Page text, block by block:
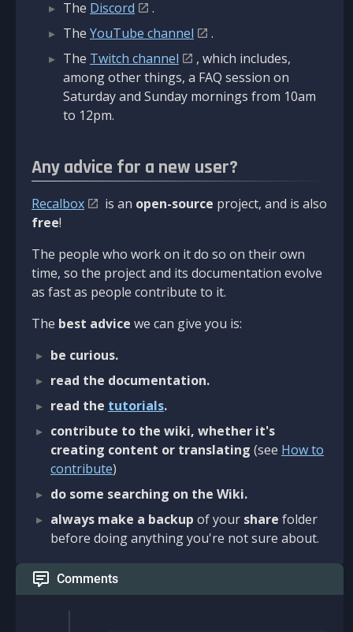
The Discord
.
The YouTube channel
.
The Twitch channel
, which includes,
among other things, a FAQ session on
Saturday and Sunday mornings from 10am
to 12pm.
Any advice for a new user?
Recalbox is an open-source project, and is also
free!
The people who work on it do so on their own
time, so the project and its documentation evolve
as fast as people contribute to it.
The best advice we can give you is:
be curious.
read the documentation.
read the tutorials.
contribute to the wiki, whether it's
creating content or translating (see How to
contribute)
do some searching on the Wiki.
always make a backup of your share folder
before doing anything you're not sure about.
Comments